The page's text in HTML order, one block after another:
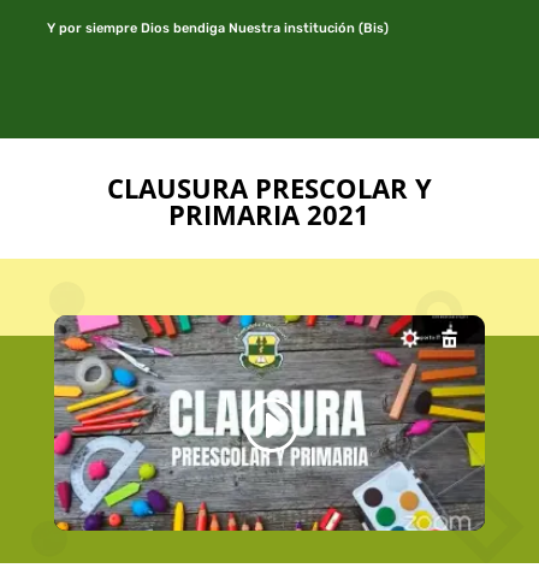
Y por siempre Dios bendiga Nuestra institución (Bis)
CLAUSURA PRESCOLAR Y
PRIMARIA 2021